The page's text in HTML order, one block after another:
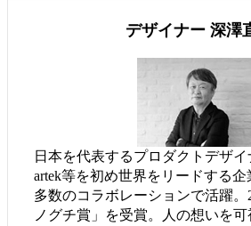
デザイナー 深澤
日本を代表するプロダクトデザイ
artek等を初め世界をリードする
多数のコラボレーションで活躍。
ノグチ賞」を受賞。人の想いを